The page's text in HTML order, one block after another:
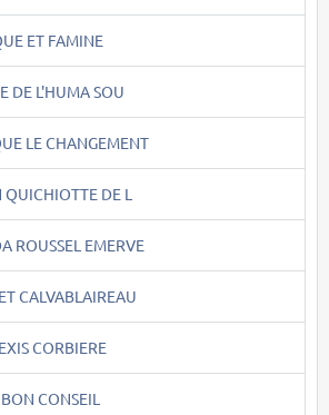
ET FAMINE
DE L'HUMA SOU
LE CHANGEMENT
QUICHIOTTE DE L
ROUSSEL EMERVE
CALVABLAIREAU
CORBIERE
CONSEIL